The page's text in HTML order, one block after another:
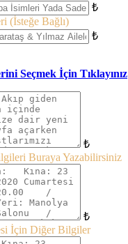
₺
(İsteğe Bağlı)
₺
Seçmek İçin Tıklayınız
₺
Buraya Yazabilirsiniz
₺
İçin Diğer Bilgiler